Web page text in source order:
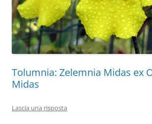
Tolumnia: Zelemnia Midas ex
Midas
Lascia una risposta